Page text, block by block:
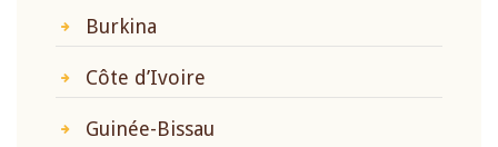
Burkina
Côte d’Ivoire
Guinée-Bissau